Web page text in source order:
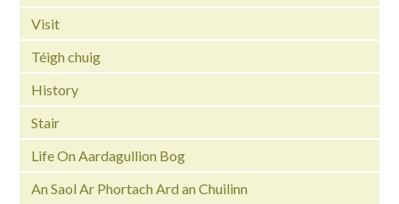
Visit
Téigh chuig
History
Stair
Life On Aardagullion Bog
An Saol Ar Phortach Ard an Chuilinn